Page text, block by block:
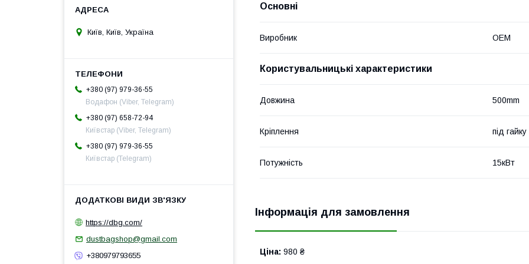
Основні
Виробник OEM
Користувальницькі характеристики
Довжина 500mm
Кріплення під
Потужність 15кВт
Інформація для замовлення
Ціна: 980 ₴
Київ, Київ, Україна
+380 (97) 979-36-55
Водафон (Viber, Telegram)
+380 (97) 658-72-94
Київстар (Viber, Telegram)
+380 (97) 979-36-55
Київстар (Telegram)
https://dbg.com/
dustbagshop@gmail.com
+380979793655